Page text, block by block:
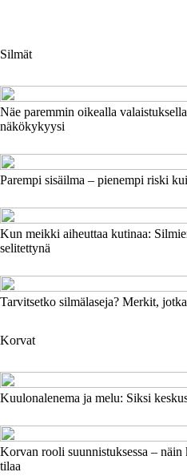
Silmät
Näe paremmin oikealla
näkökykyysi
Parempi sisäilma – pienempi riski
Kun meikki aiheuttaa kutinaa:
selitettynä
Tarvitsetko silmälaseja? Merkit,
Korvat
Kuulonalenema ja melu: Siksi
Korvan rooli suunnistuksessa – näin
tilaa